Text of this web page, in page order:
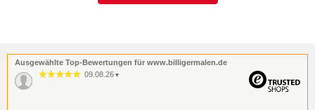
Ausgewählte Top-Bewertungen für www.billigermalen.de
09.08.26 ▼